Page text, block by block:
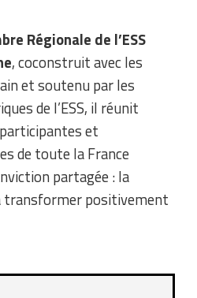
Régionale de l’ESS
, coconstruit avec les
et soutenu par les
de l’ESS, il réunit
et
de toute la France
partagée : la
transformer positivement